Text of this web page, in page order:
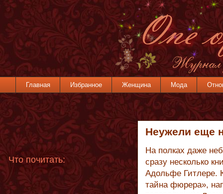
Главная Избранное Женщина Мода
Неужели еще
На полках даже
сразу несколько
Адольфе Гитлере.
тайна фюрера»,
Что почитать: